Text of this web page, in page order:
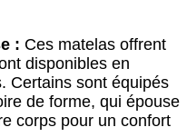
: Ces matelas offrent
disponibles en
Certains sont équipés
de forme, qui épouse
corps pour un confort